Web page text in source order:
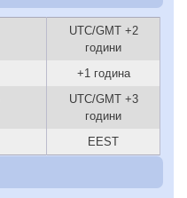
UTC/GMT +2
години
+1 година
UTC/GMT +3
години
EEST